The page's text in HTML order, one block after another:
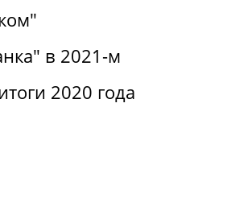
в 2021-м
2020 года